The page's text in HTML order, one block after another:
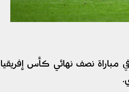
مباراة نصف نهائي كأس إفريقيا